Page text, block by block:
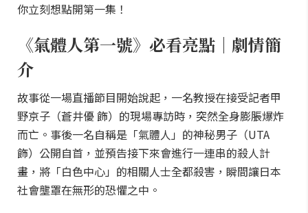
你立刻想點開第一集！
《氣體人第一號》必看亮點｜劇情簡
介
故事從一場直播節目開始說起，一名教授在接受記者甲
野京子（蒼井優 飾）的現場專訪時，突然全身膨脹爆炸
而亡。事後一名自稱是「氣體人」的神秘男子（UTA
飾）公開自首，並預告接下來會進行一連串的殺人計
畫，將「白色中心」的相關人士全都殺害，瞬間讓日本
社會壟罩在無形的恐懼之中。